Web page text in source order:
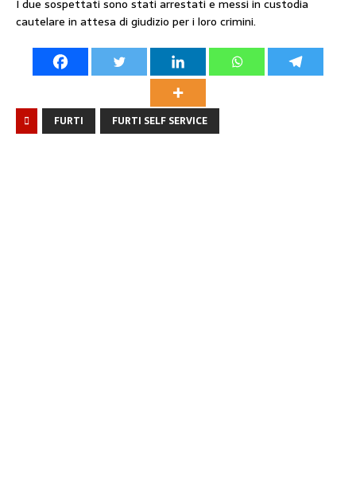
I due sospettati sono stati arrestati e messi in custodia
cautelare in attesa di giudizio per i loro crimini.
FURTI FURTI SELF SERVICE